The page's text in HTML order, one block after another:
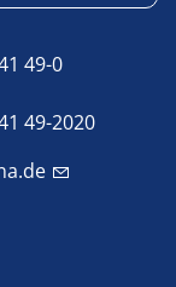
49-0
49-2020